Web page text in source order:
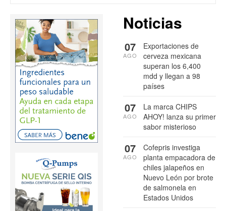
Noticias
Exportaciones de
cerveza mexicana
superan los 6,400
mdd y llegan a 98
países
07
AGO
La marca CHIPS
AHOY! lanza su primer
sabor misterioso
07
AGO
Cofepris investiga
planta empacadora de
chiles jalapeños en
Nuevo León por brote
de salmonela en
Estados Unidos
07
AGO